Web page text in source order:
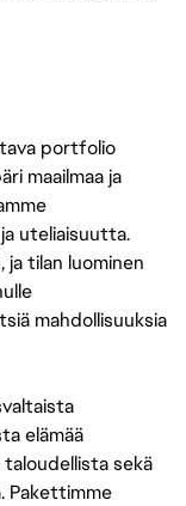
portfolio
maailmaa ja
uteliaisuutta.
tilan luominen
mahdollisuuksia
elämää
sekä
Pakettimme